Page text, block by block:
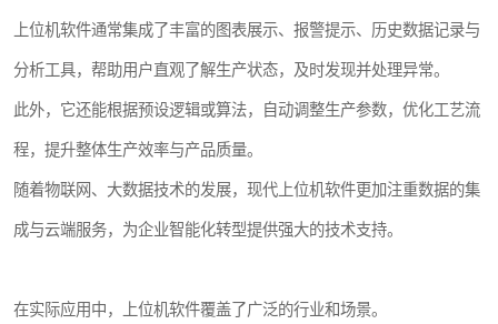
上位机软件通常集成了丰富的图表展示、报警提示、历史数据记录与
分析工具，帮助用户直观了解生产状态，及时发现并处理异常。
此外，它还能根据预设逻辑或算法，自动调整生产参数，优化工艺流
程，提升整体生产效率与产品质量。
随着物联网、大数据技术的发展，现代上位机软件更加注重数据的集
成与云端服务，为企业智能化转型提供强大的技术支持。
在实际应用中，上位机软件覆盖了广泛的行业和场景。